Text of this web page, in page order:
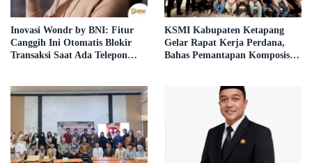
Inovasi Wondr by BNI: Fitur
Canggih Ini Otomatis Blokir
Transaksi Saat Ada Telepon
KSMI Kabupaten Ketapang
Gelar Rapat Kerja Perdana,
Bahas Pemantapan Komposisi